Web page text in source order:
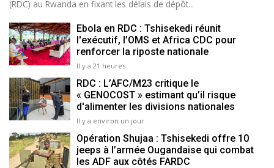
(RDC) au Rwanda en fixant les délais de dépôt...
Ebola en RDC : Tshisekedi réunit
l'exécutif, l’OMS et Africa CDC pour
renforcer la riposte nationale
Il y a 21 heures
RDC : L’AFC/M23 critique le
« GENOCOST » estimant qu’il risque
d'alimenter les divisions nationales
Il y a environ un jour
Opération Shujaa : Tshisekedi offre 10
jeeps à l’armée Ougandaise qui combat
les ADF aux côtés FARDC